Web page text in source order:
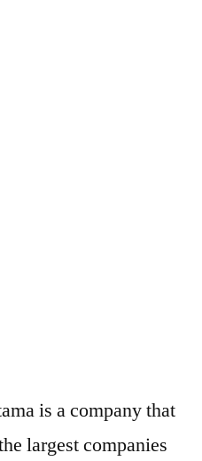
is a company that
largest companies